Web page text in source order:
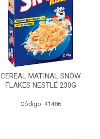
CEREAL MATINAL SNOW
FLAKES NESTLÉ 230G
Código: 41486